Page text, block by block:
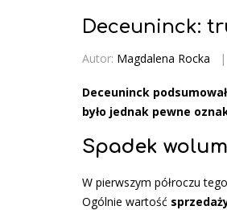
Deceuninck:
Autor: Magdalena Rocka |
Deceuninck
było jednak pewne
Spadek
W pierwszym półroczu
Ogólnie wartość